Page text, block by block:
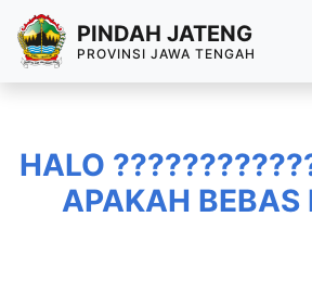
PINDAH JATENG
PROVINSI JAWA TENGAH
HALO
APAKAH BEBAS